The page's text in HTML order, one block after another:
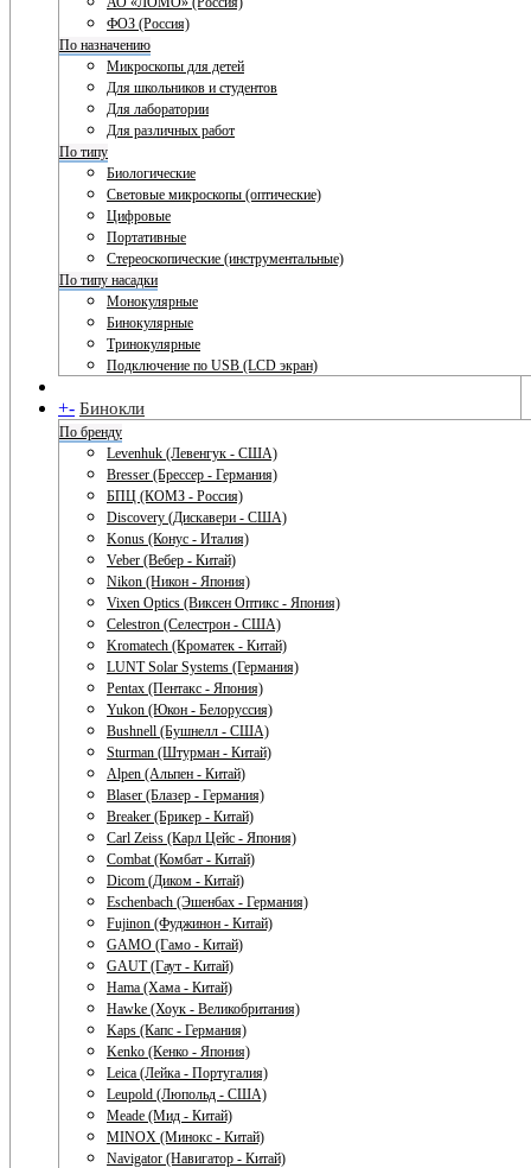
ФОЗ (Россия)
По назначению
Микроскопы для детей
Для школьников и студентов
Для лаборатории
Для различных работ
По типу
Биологические
Световые микроскопы (оптические)
Цифровые
Портативные
Стереоскопические (инструментальные)
По типу насадки
Монокулярные
Бинокулярные
Тринокулярные
Подключение по USB (LCD экран)
+- Бинокли
По бренду
Levenhuk (Левенгук - США)
Bresser (Брессер - Германия)
БПЦ (КОМЗ - Россия)
Discovery (Дискавери - США)
Konus (Конус - Италия)
Veber (Вебер - Китай)
Nikon (Никон - Япония)
Vixen Optics (Виксен Оптикс - Япония)
Celestron (Селестрон - США)
Kromatech (Кроматек - Китай)
LUNT Solar Systems (Германия)
Pentax (Пентакс - Япония)
Yukon (Юкон - Белоруссия)
Bushnell (Бушнелл - США)
Sturman (Штурман - Китай)
Alpen (Альпен - Китай)
Blaser (Блазер - Германия)
Breaker (Брикер - Китай)
Carl Zeiss (Карл Цейс - Япония)
Combat (Комбат - Китай)
Dicom (Диком - Китай)
Eschenbach (Эшенбах - Германия)
Fujinon (Фуджинон - Китай)
GAMO (Гамо - Китай)
GAUT (Гаут - Китай)
Hama (Хама - Китай)
Hawke (Хоук - Великобритания)
Kaps (Капс - Германия)
Kenko (Кенко - Япония)
Leica (Лейка - Португалия)
Leupold (Люпольд - США)
Meade (Мид - Китай)
MINOX (Минокс - Китай)
Navigator (Навигатор - Китай)